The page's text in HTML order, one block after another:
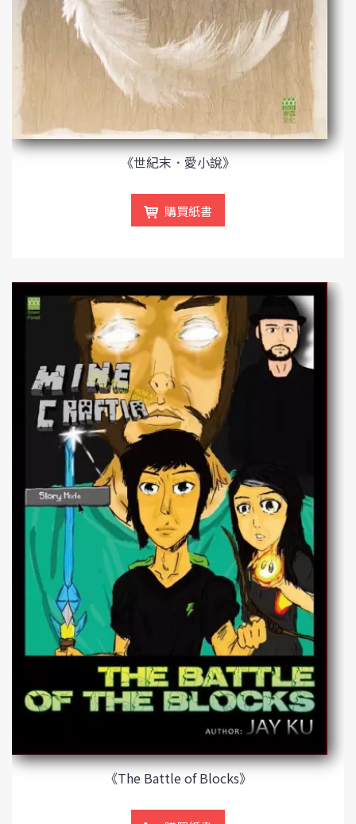
《世紀末．愛小說》
購買紙書
《The Battle of Blocks》